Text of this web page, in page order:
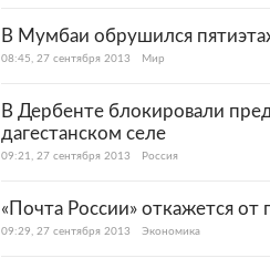
В Мумбаи обрушился
08:45, 27 сентября 2013 Мир
В Дербенте блокировали
дагестанском селе
09:21, 27 сентября 2013 Россия
«Почта России» откажется
09:29, 27 сентября 2013 Экономика